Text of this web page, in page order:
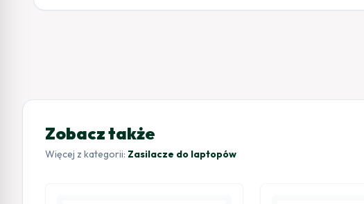
Zobacz także
Więcej z kategorii: Zasilacze do laptopów